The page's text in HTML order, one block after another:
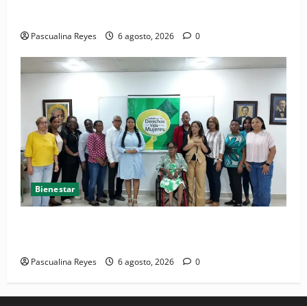
Pascualina Reyes 6 agosto, 2026 0
Bienestar
Pascualina Reyes 6 agosto, 2026 0